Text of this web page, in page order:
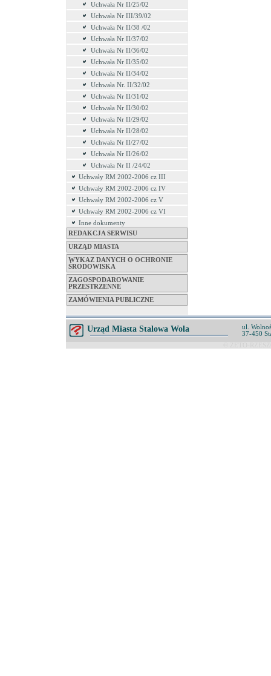
Uchwała Nr II/25/02
Uchwała Nr III/39/02
Uchwała Nr II/38 /02
Uchwała Nr II/37/02
Uchwała Nr II/36/02
Uchwała Nr II/35/02
Uchwała Nr II/34/02
Uchwała Nr. II/32/02
Uchwała Nr II/31/02
Uchwała Nr II/30/02
Uchwała Nr II/29/02
Uchwała Nr II/28/02
Uchwała Nr II/27/02
Uchwała Nr II/26/02
Uchwała Nr II /24/02
Uchwały RM 2002-2006 cz III
Uchwały RM 2002-2006 cz IV
Uchwały RM 2002-2006 cz V
Uchwały RM 2002-2006 cz VI
Inne dokumenty
REDAKCJA SERWISU
URZĄD MIASTA
WYKAZ DANYCH O OCHRONIE
ŚRODOWISKA
ZAGOSPODAROWANIE
PRZESTRZENNE
ZAMÓWIENIA PUBLICZNE
Urząd Miasta Stalowa Wola
ul.
37-450